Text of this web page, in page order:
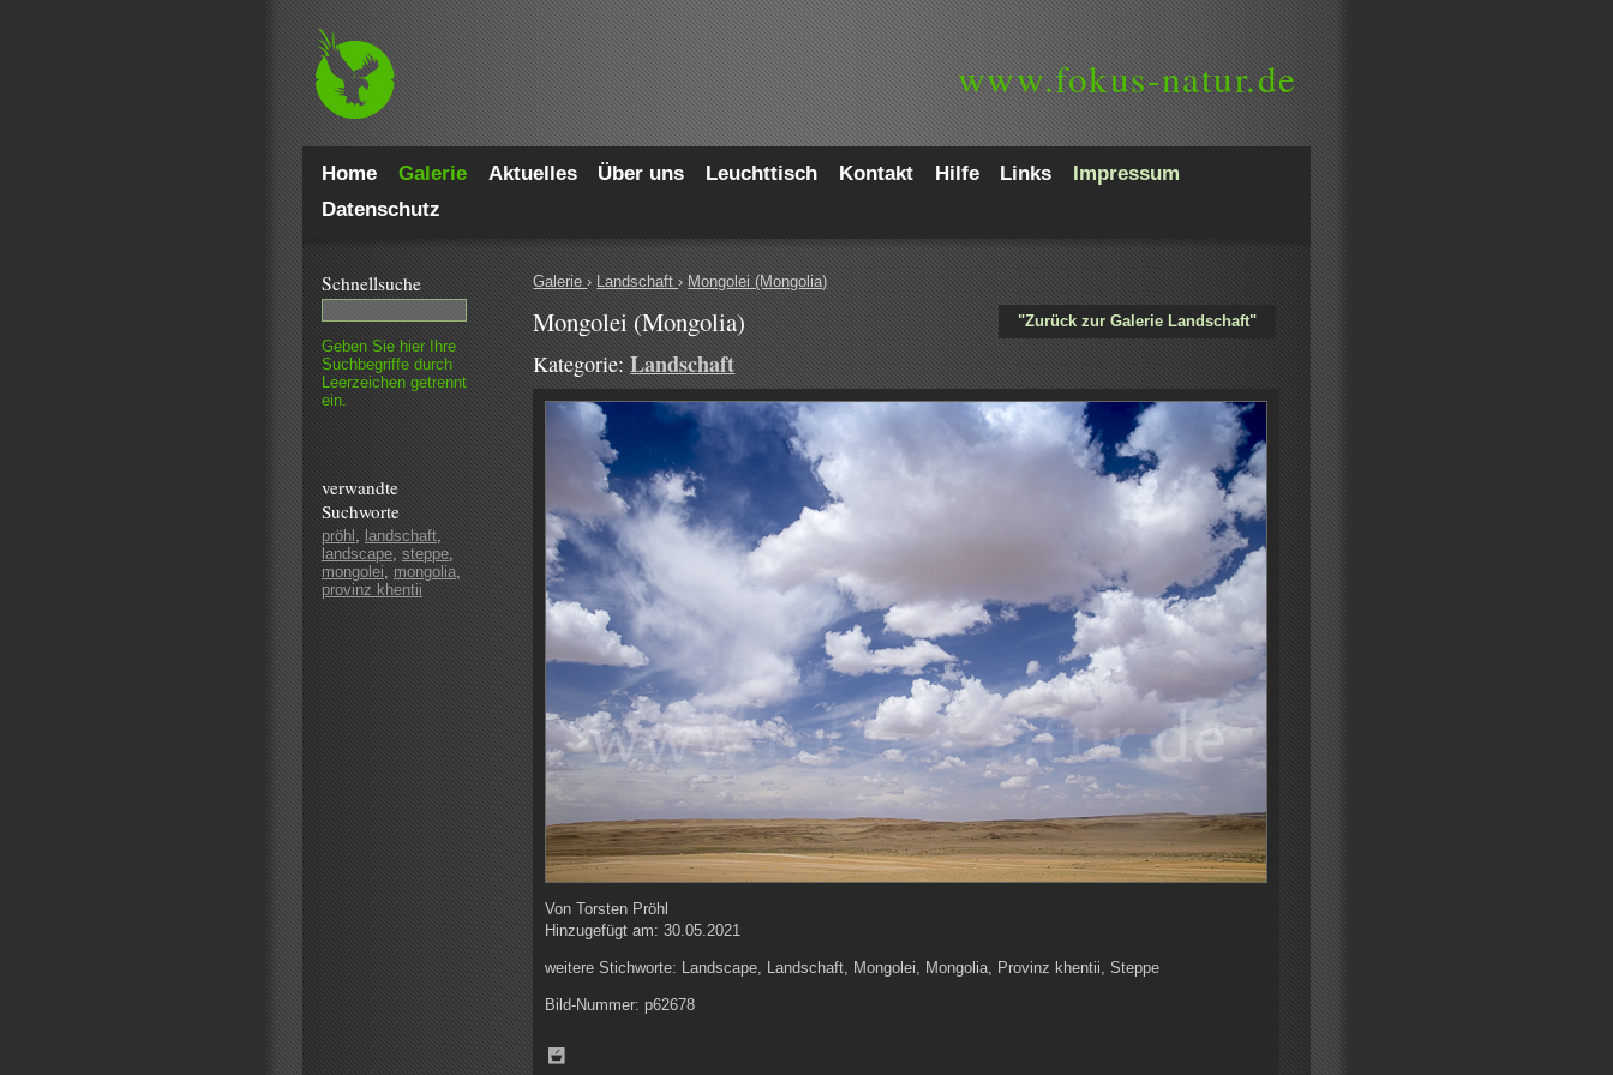
www.fokus-natur.de
Home Galerie Aktuelles Über uns Leuchttisch Kontakt Hilfe Links
Impressum
Datenschutz
Schnell­suche
Geben Sie hier Ihre
Such­begriffe durch
Leer­zeichen getrennt
ein.
verwandte
Suchworte
pröhl , landschaft,
landscape, steppe,
mongolei, mongolia,
provinz khentii
Galerie› Landschaft›Mongolei (Mongolia)
"Zurück zur Galerie Landschaft"
Mongolei (Mongolia)
Kategorie:Landschaft
VonTorsten Pröhl
Hinzugefügt am:30.05.2021
weitere Stichworte: Landscape, Landschaft, Mongolei, Mongolia, Provinz khentii, Steppe
Bild-Nummer: p62678